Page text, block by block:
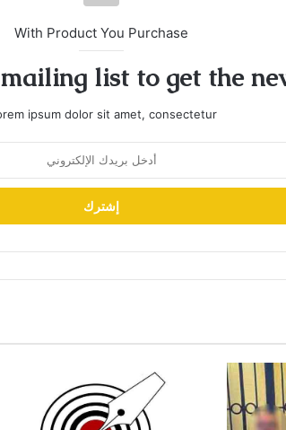
With Product You Purchase
list to get the
ipsum dolor sit amet, consectetur.